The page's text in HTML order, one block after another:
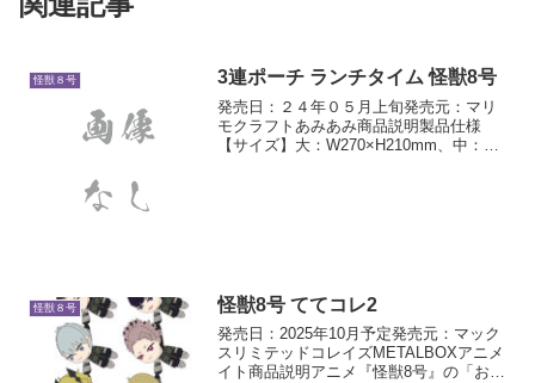
怪獣８号 3連ポーチ ランチタイム 怪獣8号
発売日：２４年０５月上旬発売元：マリ
モクラフトあみあみ商品説明製品仕様
【サイズ】大：W270×H210mm、中：
怪獣８号 怪獣8号 ててコレ2
発売日：2025年10月予定発売元：マック
スリミテッドコレイズMETALBOXアニメ
イト商品説明アニメ『怪獣8号』の「おて